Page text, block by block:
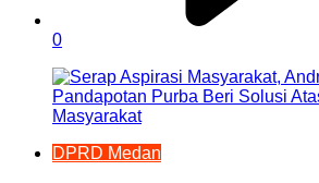
0
DPRD Medan